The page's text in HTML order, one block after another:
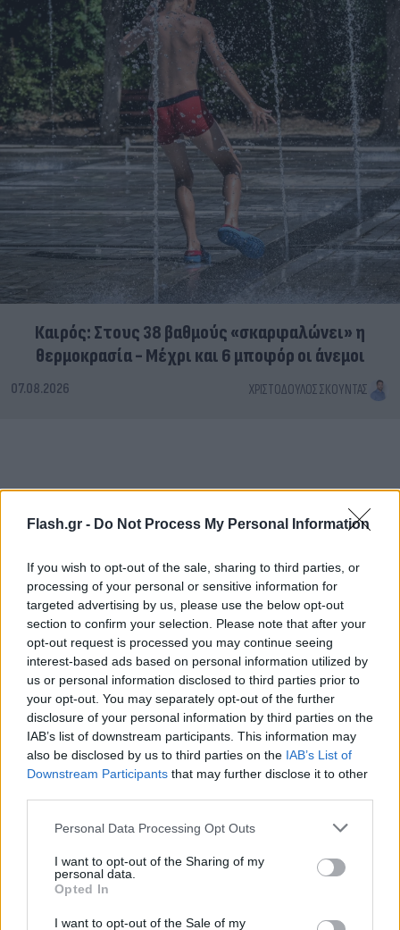
Flash.gr - Do Not Process My Personal Information
If you wish to opt-out of the sale, sharing to third parties, or
processing of your personal or sensitive information for
targeted advertising by us, please use the below opt-out
section to confirm your selection. Please note that after your
opt-out request is processed you may continue seeing
interest-based ads based on personal information utilized by
us or personal information disclosed to third parties prior to
your opt-out. You may separately opt-out of the further
disclosure of your personal information by third parties on the
IAB’s list of downstream participants. This information may
also be disclosed by us to third parties on the IAB’s List of
Downstream Participants that may further disclose it to other
Please note that this website/app uses one or more Google
not limited to your visit or usage behaviour. You may click to
grant or deny consent to Google and its third-party tags to
use your data for below specified purposes in below Google
consent section.
Personal Data Processing Opt Outs
I want to opt-out of the Sharing of my
personal data.
Opted In
I want to opt-out of the Sale of my
Καιρός: Στους 38 βαθμούς «σκαρφαλώνει» η
θερμοκρασία - Μέχρι και 6 μποφόρ οι άνεμοι
07.08.2026 ΧΡΙΣΤΌΔΟΥΛΟΣ ΣΚΟΎΝΤΑΣ